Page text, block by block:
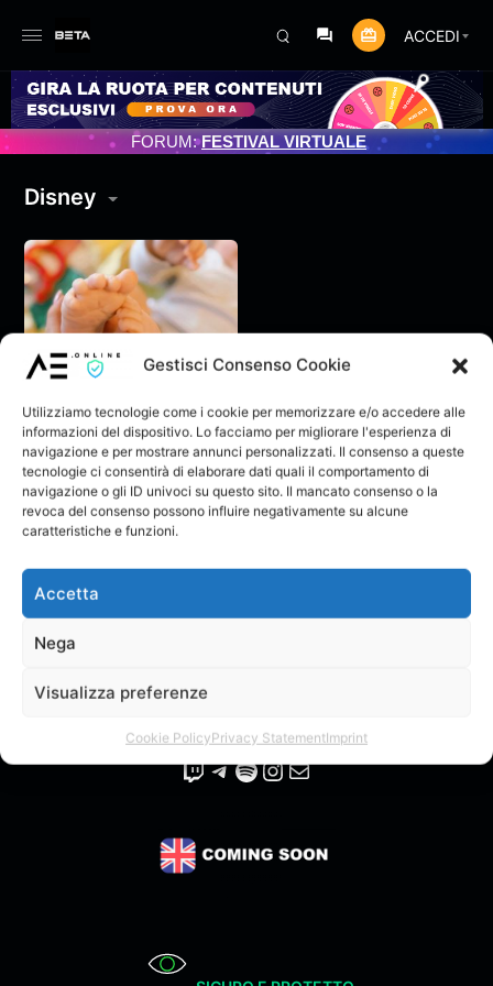
Gestisci Consenso Cookie
Utilizziamo tecnologie come i cookie per memorizzare e/o accedere alle
informazioni del dispositivo. Lo facciamo per migliorare l'esperienza di
navigazione e per mostrare annunci personalizzati. Il consenso a queste
tecnologie ci consentirà di elaborare dati quali il comportamento di
navigazione o gli ID univoci su questo sito. Il mancato consenso o la
revoca del consenso possono influire negativamente su alcune
caratteristiche e funzioni.
Accetta
Nega
Visualizza preferenze
Cookie PolicyPrivacy StatementImprint
ACCEDI
PROGRAMMATO 3/07/2025
FORUM:FESTIVAL VIRTUALE
Disney
Eden il nostro
Miracolo
MaryDB
Acquista
ULTIMO/A VERIFICATO ONLINE: MaryDB
Twitch TelegramSpotify InstagramEmail